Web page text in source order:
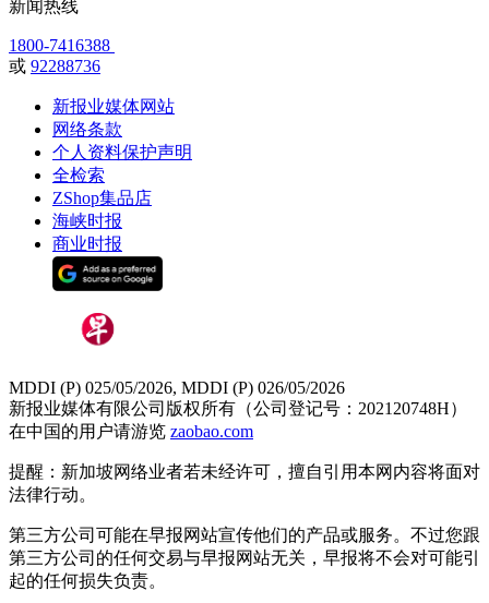
新闻热线
1800-7416388
或 92288736
新报业媒体网站
网络条款
个人资料保护声明
全检索
ZShop集品店
海峡时报
商业时报
MDDI (P) 025/05/2026, MDDI (P) 026/05/2026
新报业媒体有限公司版权所有（公司登记号：202120748H）
在中国的用户请游览 zaobao.com
提醒：新加坡网络业者若未经许可，擅自引用本网内容将面对
法律行动。
第三方公司可能在早报网站宣传他们的产品或服务。不过您跟
第三方公司的任何交易与早报网站无关，早报将不会对可能引
起的任何损失负责。